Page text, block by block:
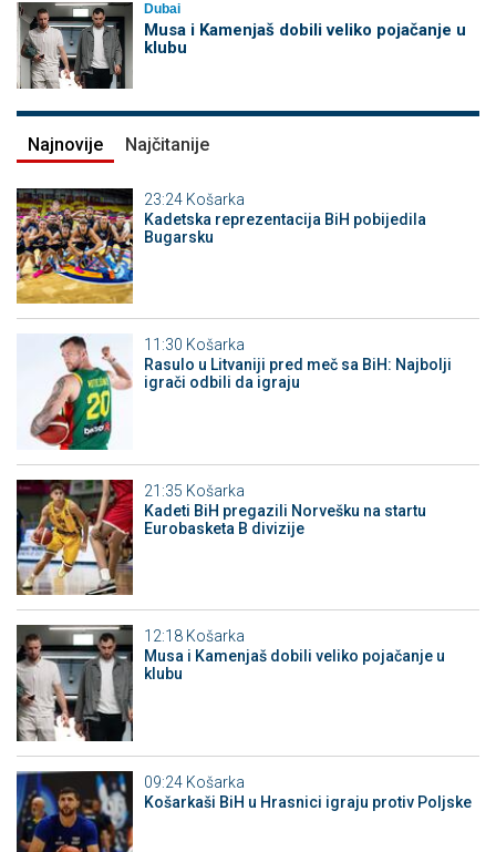
Dubai
Musa i Kamenjaš dobili veliko pojačanje u
klubu
Najnovije Najčitanije
23:24 Košarka
Kadetska reprezentacija BiH pobijedila
Bugarsku
11:30 Košarka
Rasulo u Litvaniji pred meč sa BiH: Najbolji
igrači odbili da igraju
21:35 Košarka
Kadeti BiH pregazili Norvešku na startu
Eurobasketa B divizije
12:18 Košarka
Musa i Kamenjaš dobili veliko pojačanje u
klubu
09:24 Košarka
Košarkaši BiH u Hrasnici igraju protiv Poljske